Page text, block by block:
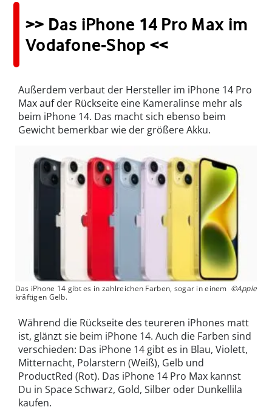
>> Das iPhone 14 Pro Max im
Vodafone-Shop <<
Außerdem verbaut der Hersteller im iPhone 14 Pro
Max auf der Rückseite eine Kameralinse mehr als
beim iPhone 14. Das macht sich ebenso beim
Gewicht bemerkbar wie der größere Akku.
Das iPhone 14 gibt es in zahlreichen Farben, sogar in einem
kräftigen Gelb.
©Apple
Während die Rückseite des teureren iPhones matt
ist, glänzt sie beim iPhone 14. Auch die Farben sind
verschieden: Das iPhone 14 gibt es in Blau, Violett,
Mitternacht, Polarstern (Weiß), Gelb und
ProductRed (Rot). Das iPhone 14 Pro Max kannst
Du in Space Schwarz, Gold, Silber oder Dunkellila
kaufen.